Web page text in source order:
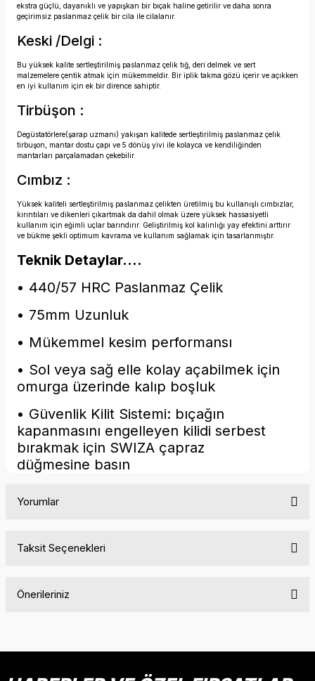
ekstra güçlü, dayanıklı ve yapışkan bir bıçak haline getirilir ve daha sonra
geçirimsiz paslanmaz çelik bir cila ile cilalanır.
Keski /Delgi :
Bu yüksek kalite sertleştirilmiş paslanmaz çelik tığ, deri delmek ve sert
malzemelere çentik atmak için mükemmeldir. Bir iplik takma gözü içerir ve açıkken
en iyi kullanım için ek bir dirence sahiptir.
Tirbüşon :
Degüstatörlere(şarap uzmanı) yakışan kalitede sertleştirilmiş paslanmaz çelik
tirbuşon, mantar dostu çapı ve 5 dönüş yivi ile kolayca ve kendiliğinden
mantarları parçalamadan çekebilir.
Cımbız :
Yüksek kaliteli sertleştirilmiş paslanmaz çelikten üretilmiş bu kullanışlı cımbızlar,
kırıntıları ve dikenleri çıkartmak da dahil olmak üzere yüksek hassasiyetli
kullanım için eğimli uçlar barındırır. Geliştirilmiş kol kalınlığı yay efektini arttırır
ve bükme şekli optimum kavrama ve kullanım sağlamak için tasarlanmıştır.
Teknik Detaylar....
• 440/57 HRC Paslanmaz Çelik
• 75mm Uzunluk
• Mükemmel kesim performansı
• Sol veya sağ elle kolay açabilmek için
omurga üzerinde kalıp boşluk
• Güvenlik Kilit Sistemi: bıçağın
kapanmasını engelleyen kilidi serbest
bırakmak için SWIZA çapraz
düğmesine basın
Yorumlar
Taksit Seçenekleri
Önerileriniz